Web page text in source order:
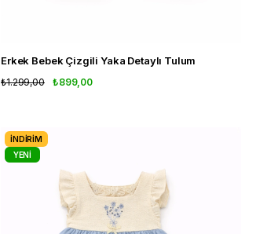
Erkek Bebek Çizgili Yaka Detaylı Tulum
₺899,00
₺1.299,00
İNDIRIM
YENI